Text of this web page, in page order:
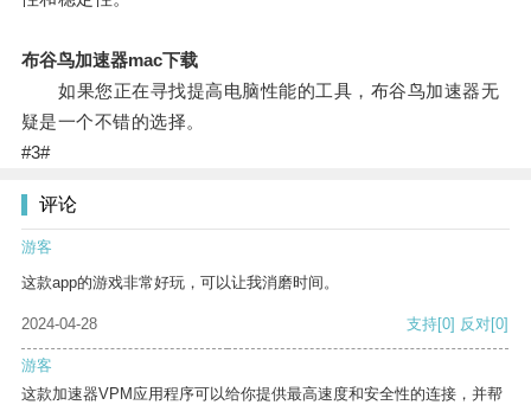
布谷鸟加速器mac下载
如果您正在寻找提高电脑性能的工具，布谷鸟加速器无
疑是一个不错的选择。
#3#
评论
游客
这款app的游戏非常好玩，可以让我消磨时间。
2024-04-28 支持[0] 反对[0]
游客
这款加速器VPM应用程序可以给你提供最高速度和安全性的连接，并帮